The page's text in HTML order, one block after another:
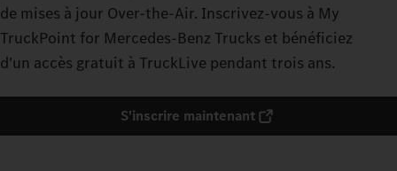
de mises à jour Over-the-Air. Inscrivez-vous à My
TruckPoint for Mercedes‑Benz Trucks et bénéficiez
d'un accès gratuit à TruckLive pendant trois ans.
S'inscrire maintenant